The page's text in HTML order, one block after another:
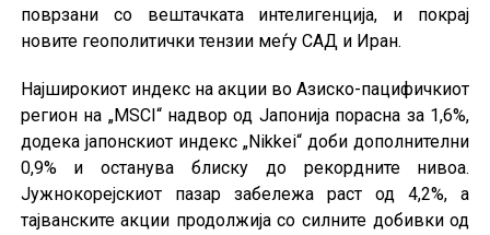
поврзани со вештачката интелигенција, и покрај
новите геополитички тензии меѓу САД и Иран.
Најширокиот индекс на акции во Азиско-пацифичкиот
регион на „MSCI“ надвор од Јапонија порасна за 1,6%,
додека јапонскиот индекс „Nikkei“ доби дополнителни
0,9% и останува блиску до рекордните нивоа.
Јужнокорејскиот пазар забележа раст од 4,2%, а
тајванските акции продолжија со силните добивки од